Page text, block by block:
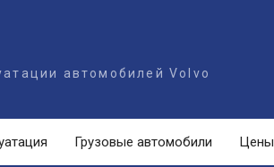
автомобилей Volvo
Грузовые автомобили Цены